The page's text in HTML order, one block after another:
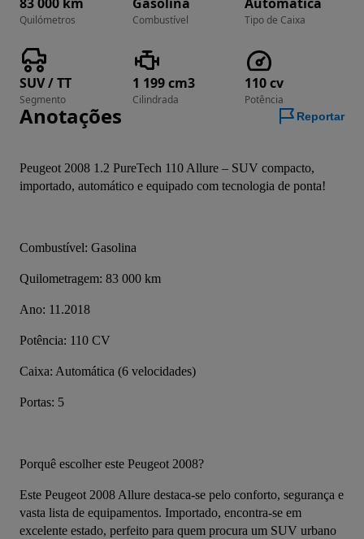
Quilómetros Combustível Tipo de Caixa
SUV / TT
Segmento
1 199 cm3
Cilindrada
110 cv
Potência
Anotações Reportar
Peugeot 2008 1.2 PureTech 110 Allure – SUV compacto,
importado, automático e equipado com tecnologia de ponta!
Combustível: Gasolina
Quilometragem: 83 000 km
Ano: 11.2018
Potência: 110 CV
Caixa: Automática (6 velocidades)
Portas: 5
Porquê escolher este Peugeot 2008?
Este Peugeot 2008 Allure destaca-se pelo conforto, segurança e
vasta lista de equipamentos. Importado, encontra-se em
excelente estado, perfeito para quem procura um SUV urbano